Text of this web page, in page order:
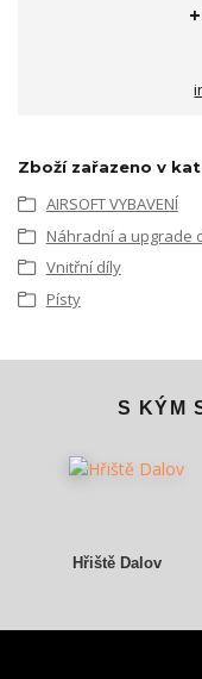
Zboží zařazeno v
AIRSOFT VYBAVENÍ
Náhradní a upgrade
Vnitřní díly
Písty
S KÝM
Hřiště Dalov